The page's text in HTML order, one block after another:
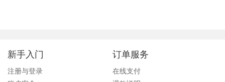
新手入门
注册与登录
订单服务
在线支付